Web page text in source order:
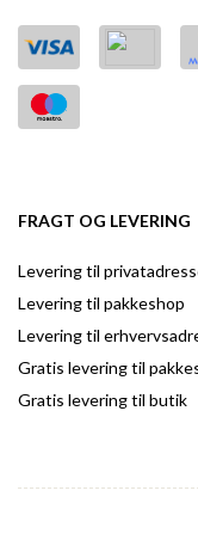
FRAGT OG LEVERING
Levering til
Levering til pakkeshop
Levering til
Gratis levering til
Gratis levering til butik